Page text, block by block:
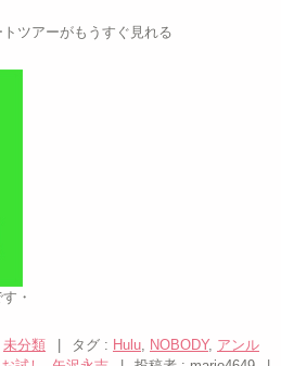
ツアーがもうすぐ見れる
・
未分類 タグ : Hulu, NOBODY, アンル